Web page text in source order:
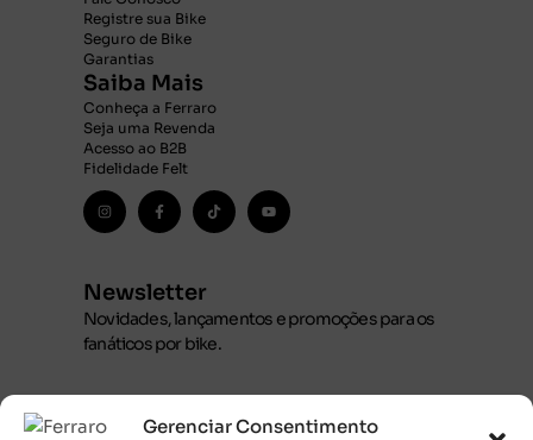
Gerenciar Consentimento
Registre sua Bike
Seguro de Bike
Garantias
Saiba Mais
Conheça a Ferraro
Seja uma Revenda
Acesso ao B2B
Fidelidade Felt
Newsletter
Novidades, lançamentos e promoções para os
fanáticos por bike.